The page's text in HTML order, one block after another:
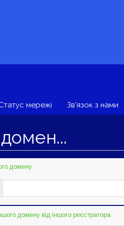
мережі Зв'язок з нами
домену
домену від іншого реєстратора